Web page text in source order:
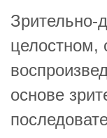
Зрительно-
целостном,
основе